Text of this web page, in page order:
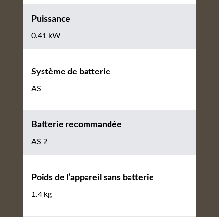
Puissance
0.41 kW
Système de batterie
AS
Batterie recommandée
AS 2
Poids de l’appareil sans batterie
1.4 kg